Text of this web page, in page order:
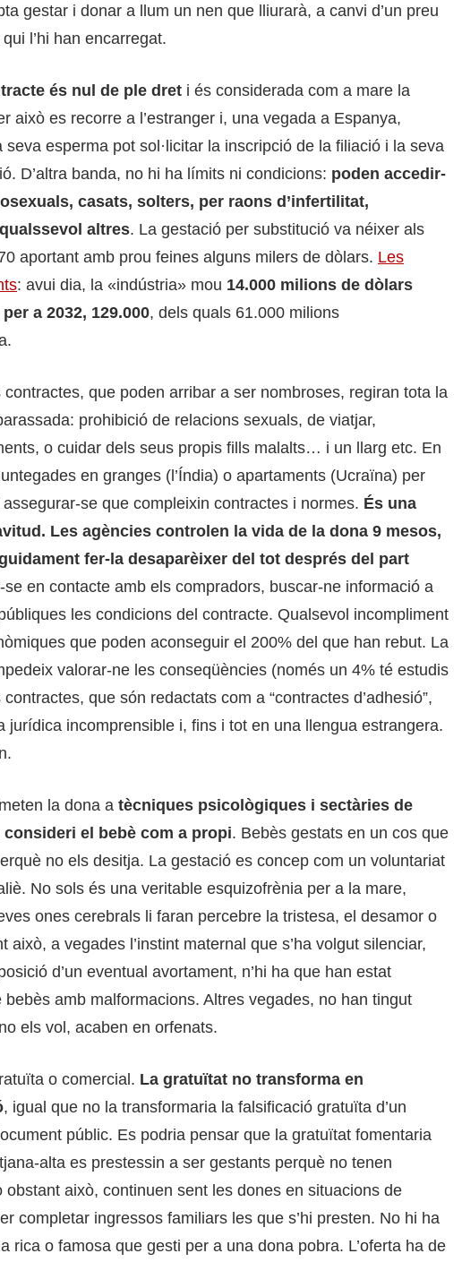
gestar i donar a llum un nen que lliurarà, a canvi d’un preu
l’hi han encarregat.
és nul de ple dret i és considerada com a mare la
això es recorre a l’estranger i, una vegada a Espanya,
seva esperma pot sol·licitar la inscripció de la filiació i la seva
D’altra banda, no hi ha límits ni condicions: poden accedir-
casats, solters, per raons d’infertilitat,
altres. La gestació per substitució va néixer als
aportant amb prou feines alguns milers de dòlars. Les
: avui dia, la «indústria» mou 14.000 milions de dòlars
a 2032, 129.000, dels quals 61.000 milions
contractes, que poden arribar a ser nombroses, regiran tota la
prohibició de relacions sexuals, de viatjar,
o cuidar dels seus propis fills malalts… i un llarg etc. En
en granges (l’Índia) o apartaments (Ucraïna) per
se que compleixin contractes i normes. És una
Les agències controlen la vida de la dona 9 mesos,
fer-la desaparèixer del tot després del part
en contacte amb els compradors, buscar-ne informació a
les condicions del contracte. Qualsevol incompliment
que poden aconseguir el 200% del que han rebut. La
valorar-ne les conseqüències (només un 4% té estudis
que són redactats com a “contractes d’adhesió”,
jurídica incomprensible i, fins i tot en una llengua estrangera.
la dona a tècniques psicològiques i sectàries de
el bebè com a propi. Bebès gestats en un cos que
no els desitja. La gestació es concep com un voluntariat
No sols és una veritable esquizofrènia per a la mare,
ones cerebrals li faran percebre la tristesa, el desamor o
això, a vegades l’instint maternal que s’ha volgut silenciar,
d’un eventual avortament, n’hi ha que han estat
amb malformacions. Altres vegades, no han tingut
els vol, acaben en orfenats.
o comercial. La gratuïtat no transforma en
, igual que no la transformaria la falsificació gratuïta d’un
públic. Es podria pensar que la gratuïtat fomentaria
alta es prestessin a ser gestants perquè no tenen
obstant això, continuen sent les dones en situacions de
completar ingressos familiars les que s’hi presten. No hi ha
rica o famosa que gesti per a una dona pobra. L’oferta ha de